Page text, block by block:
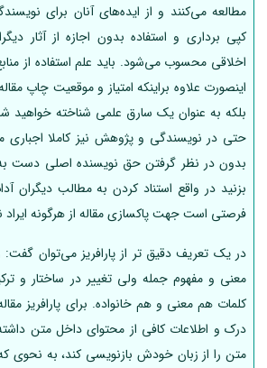
مطالعه می‌کنند و از ایده‌های آنان برای
کپی برداری و استفاده بدون اجازه از آثار
اخلاقی محسوب می‌شود. باید علم استفاده از
اینصورت علاوه براینکه امتیاز و موقعیت چاپ
بلکه به عنوان یک سارق علمی شناخته خواهید
حتی در نویسندگی و پژوهش نیز کاملا اجباری
بدون در نظر گرفتن حق نویسنده اصلی دست به
بزنید در واقع استناد کردن به مطالب دیگران
فرصتی است جهت پاکسازی مقاله از هرگونه
در یک تعریف دقیق تر از پارافریز می‌توان گفت:
معنی و مفهوم جمله ولی تغییر در ساختار و
کلمات هم معنی و هم خانواده. برای پارافریز
درک و اطلاعات کافی از محتوای داخل متن
متن را از زبان خودش بازنویسی کند، به نحوی